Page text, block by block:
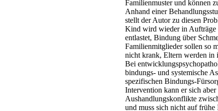
Familienmuster und können
Anhand einer
stellt der Autor zu diesen
Kind wird wieder in Aufträge
entlastet, Bindung über
Familienmitglieder sollen so
nicht krank, Eltern werden in
Bei
bindungs- und systemische
spezifischen Bindungs-
Intervention kann er sich
Aushandlungskonflikte
und muss sich nicht auf